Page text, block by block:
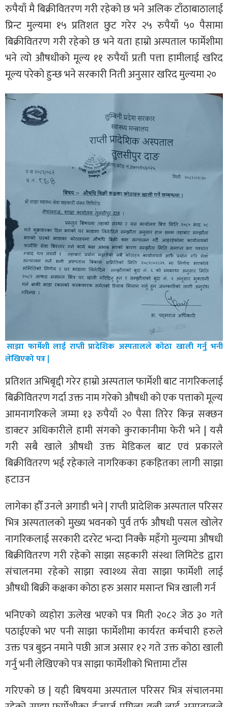
रुपैयाँ मै बिक्रीवितरण गरी रहेको छ भने अलिक टाँठाबाठालाई
प्रिन्ट मुल्यमा १५ प्रतिशत छुट गरेर २५ रुपैयाँ ५० पैसामा
बिक्रीवितरण गरी रहेको छ भने यता हाम्रो अस्पताल फार्मेशीमा
भने त्यो औषधीको मूल्य ११ रुपैयाँ प्रती पत्ता हामीलाई खरिद
मूल्य परेको हुन्छ भने सरकारी निती अनुसार खरिद मुल्यमा २०
साझा फार्मेशी लाई राप्ती प्रादेशिक अस्पतालले कोठा खाली गर्नु भनी
लेखिएको पत्र |
प्रतिशत अभिबृद्दी गरेर हाम्रो अस्पताल फार्मेशी बाट नागरिकलाई
बिक्रीवितरण गर्दा उक्त नाम गरेको औषधी को एक पत्ताको मूल्य
आमनागरिकले जम्मा १३ रुपैयाँ २० पैसा तिरेर किन्न सक्छन
डाक्टर अधिकारीले हामी संगको कुराकानीमा फेरी भने | यसै
गरी सबै खाले औषधी उक्त मेडिकल बाट एवं प्रकारले
बिक्रीवितरण भई रहेकाले नागरिकका हकहितका लागी साझा
हटाउन
लागेका हौँ उनले अगाडी भने | राप्ती प्रादेशिक अस्पताल परिसर
भित्र अस्पतालको मुख्य भवनको पुर्व तर्फ औषधी पसल खोलेर
नागरिकलाई सरकारी दररेट भन्दा निक्कै महँगो मुल्यमा औषधी
बिक्रीवितरण गरी रहेको साझा सहकारी संस्था लिमिटेड द्वारा
संचालनमा रहेको साझा स्वाश्थ्य सेवा साझा फार्मेशी लाई
औषधी बिक्री कक्षका कोठा हरु असार मसान्त भित्र खाली गर्न
भनिएको व्यहोरा ऊलेख भएको पत्र मिती २०८२ जेठ ३० गते
पठाईएको भए पनी साझा फार्मेशीमा कार्यरत कर्मचारी हरुले
उक्त पत्र बुझ्न नमाने पछी आज असार १२ गते उक्त कोठा खाली
गर्नु भनी लेखिएको पत्र साझा फार्मेशीको भित्तामा टाँस
गरिएको छ | यही बिषयमा अस्पताल परिसर भित्र संचालनमा